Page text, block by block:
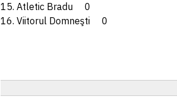
15. Atletic Bradu 0
16. Viitorul Domneşti 0